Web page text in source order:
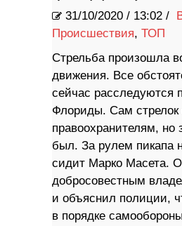
31/10/2020 / 13:02 /
Происшествия, ТОП
Стрельба произошла
движения. Все
сейчас расследуются
Флориды. Сам стрелок
правоохранителям, но
был. За рулем пикапа
сидит Марко Масета.
добросовестным
и объяснил полиции,
в порядке